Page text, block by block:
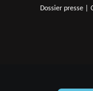
Dossier presse